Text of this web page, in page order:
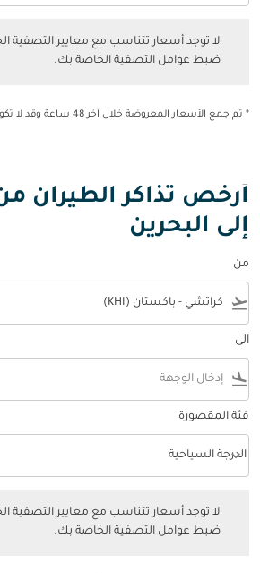
لا توجد أسعار تتناسب مع معايير التصفية
ضبط عوامل التصفية الخاصة بك.
* تم جمع الأسعار المعروضة خلال آخر 48 ساعة وقد لا تكون متاحة وقت الحجز.
أرخص تذاكر الطيران
إلى البحرين
من
flight_takeoff
الى
flight_land
فئة المقصورة
فئة المقصورة option الدرجة السياحية Selected
الدرجة السياحية
keyboard_arrow_down
لا توجد أسعار تتناسب مع معايير التصفية
ضبط عوامل التصفية الخاصة بك.